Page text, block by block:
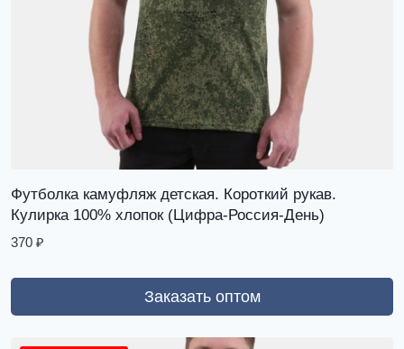
Футболка камуфляж детская. Короткий рукав.
Кулирка 100% хлопок (Цифра-Россия-День)
370 ₽
Заказать оптом